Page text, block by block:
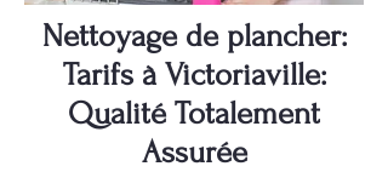
Nettoyage de plancher:
Tarifs à Victoriaville:
Qualité Totalement
Assurée